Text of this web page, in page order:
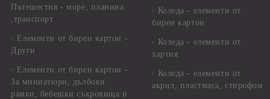
Пътешестия - море, планина
,транспорт
Елементи от бирен картон -
Други
Елементи от бирен картон -
За миниатюри, дълбоки
рамки, бебешки съкровища и
Коледа - елементи от
бирен картон
Коледа - елементи от
хартия
Коледа - елементи от
акрил, пластмаса, стирофом